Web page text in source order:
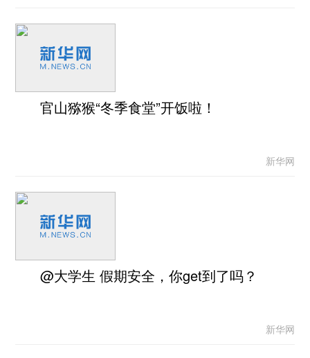
官山猕猴“冬季食堂”开饭啦！
新华网
@大学生 假期安全，你get到了吗？
新华网